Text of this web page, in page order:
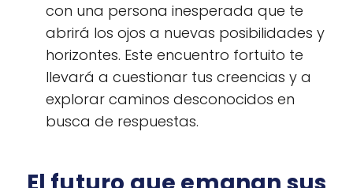
con una persona inesperada que te
abrirá los ojos a nuevas posibilidades y
horizontes. Este encuentro fortuito te
llevará a cuestionar tus creencias y a
explorar caminos desconocidos en
busca de respuestas.